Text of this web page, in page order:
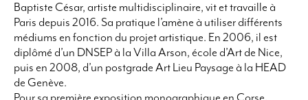
Baptiste César, artiste multidisciplinaire, vit et travaille à
Paris depuis 2016. Sa pratique l’amène à utiliser différents
médiums en fonction du projet artistique. En 2006, il est
diplômé d’un DNSEP à la Villa Arson, école d’Art de Nice,
puis en 2008, d’un postgrade Art Lieu Paysage à la HEAD
de Genève.